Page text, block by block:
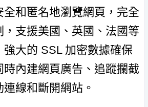
全和匿名地瀏覽網頁，完全
，支援美國、英國、法國等
大的 SSL 加密數據確保
內建網頁廣告、追蹤攔截
線和斷開網站。